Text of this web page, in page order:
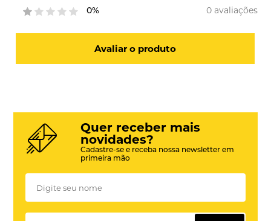
0% 0 avaliações
Avaliar o produto
Quer receber mais
novidades?
Cadastre-se e receba nossa newsletter em
primeira mão